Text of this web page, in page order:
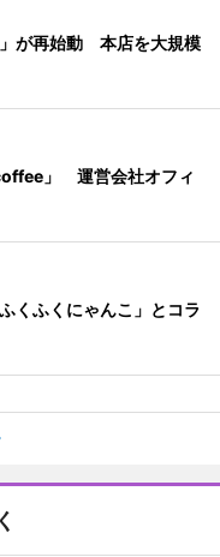
が再始動 本店を大規模
」 運営会社オフィ
くふくにゃんこ」とコラ